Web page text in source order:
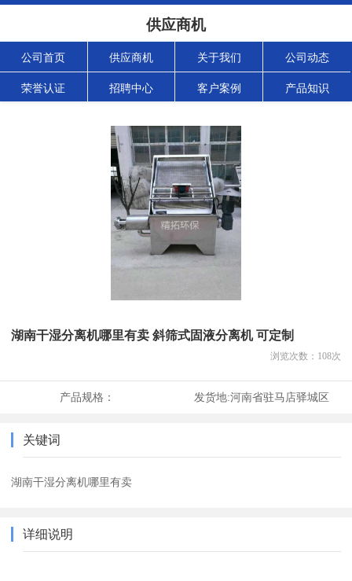
供应商机
公司首页 供应商机 关于我们 公司动态
荣誉认证 招聘中心 客户案例 产品知识
湖南干湿分离机哪里有卖 斜筛式固液分离机 可定制
浏览次数： 108次
产品规格： 发货地:河南省驻马店驿城区
关键词
湖南干湿分离机哪里有卖
详细说明